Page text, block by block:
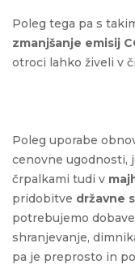
Poleg tega pa s
zmanjšanje emisij
otroci lahko živeli v
Poleg uporabe
cenovne ugodnosti,
črpalkami tudi v
pridobitve državne
potrebujemo
shranjevanje,
pa je preprosto in